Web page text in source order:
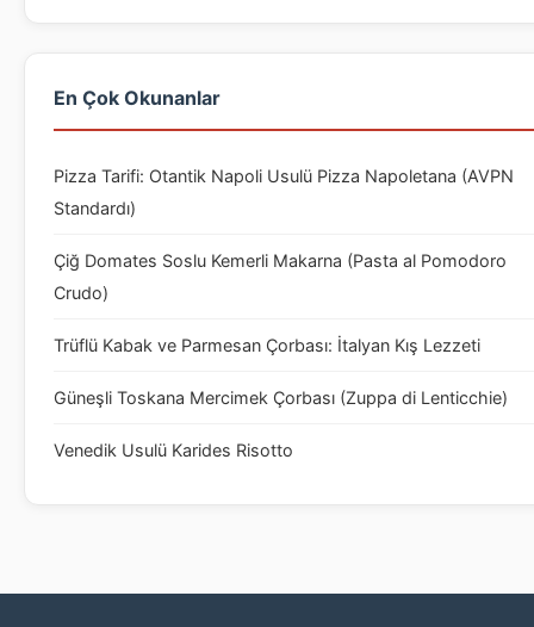
En Çok Okunanlar
Pizza Tarifi: Otantik Napoli Usulü Pizza Napoletana (AVPN
Standardı)
Çiğ Domates Soslu Kemerli Makarna (Pasta al Pomodoro
Crudo)
Trüflü Kabak ve Parmesan Çorbası: İtalyan Kış Lezzeti
Güneşli Toskana Mercimek Çorbası (Zuppa di Lenticchie)
Venedik Usulü Karides Risotto